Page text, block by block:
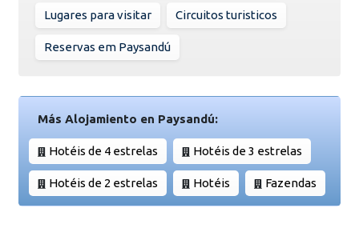
Lugares para visitar Circuitos turisticos
Reservas em Paysandú
Más Alojamiento en Paysandú:
Hotéis de 4 estrelas Hotéis de 3 estrelas
Hotéis de 2 estrelas Hotéis Fazendas